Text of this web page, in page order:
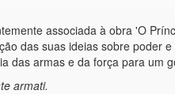
associada à obra 'O
das suas ideias sobre poder
das armas e da força para um
armati.